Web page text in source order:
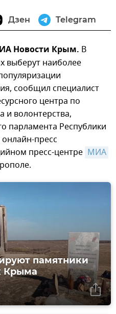
Дзен Telegram
Новости Крым. В
выберут наиболее
сообщил специалист
центра по
и волонтерства,
парламента Республики
пресс
пресс-центре МИА
памятники
Крыма